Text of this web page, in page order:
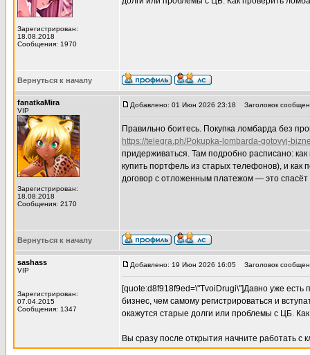
Зарегистрирован:
18.08.2018
Сообщения: 1970
Вернуться к началу
fanatkaMira
VIP
Зарегистрирован:
18.08.2018
Сообщения: 2170
Добавлено: 01 Июн 2026 23:18 Заголовок
Правильно боитесь. Покупка ломбарда без
https://telegra.ph/Pokupka-lombarda-gotovyj-
придерживаться. Там подробно расписано:
купить портфель из старых телефонов), и
договор с отложенным платежом — это
Вернуться к началу
sashass
VIP
Зарегистрирован:
07.04.2015
Сообщения: 1347
Добавлено: 19 Июн 2026 16:05 Заголовок
[quote:d8f918f9ed=\"TvoiDrugi\"]Давно уже
бизнес, чем самому регистрироваться и
окажутся старые долги или проблемы с ЦБ.
Вы сразу после открытия начните работать с